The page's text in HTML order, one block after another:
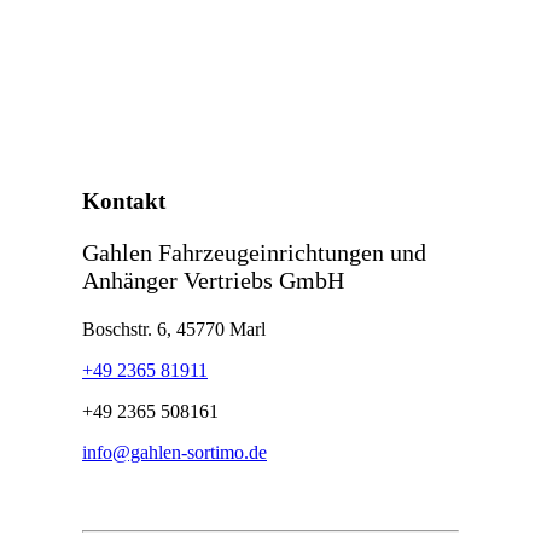
Kontakt
Gahlen Fahrzeugeinrichtungen und
Anhänger Vertriebs GmbH
Boschstr. 6, 45770 Marl
+49 2365 81911
+49 2365 508161
info@gahlen-sortimo.de